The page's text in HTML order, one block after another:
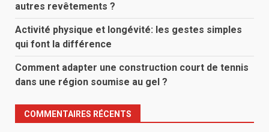
autres revêtements ?
Activité physique et longévité: les gestes simples
qui font la différence
Comment adapter une construction court de tennis
dans une région soumise au gel ?
COMMENTAIRES RÉCENTS